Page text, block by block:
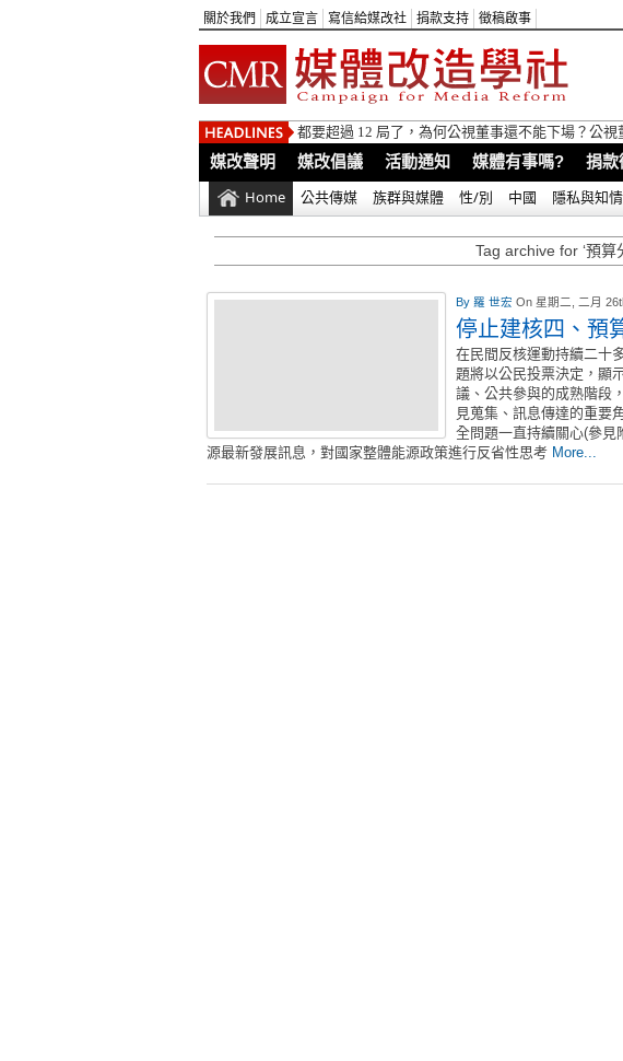
關於我們 成立宣言 寫信給媒改社 捐款支持 徵稿啟事
都要超過 12 局了，為何公視董事還不能下場？公
媒改聲明 媒改倡議 活動通知 媒體有事嗎? 捐款
Home 公共傳媒 族群與媒體 性/別 中國 隱私與知情
Tag archive for ‘預算
By 羅 世宏 On 星期二, 二月
停止建核四、預
在民間反核運動持續二十
題將以公民投票決定，顯
議、公共參與的成熟階段
見蒐集、訊息傳達的重要
全問題一直持續關心(參見
源最新發展訊息，對國家整體能源政策進行反省性思考 More...